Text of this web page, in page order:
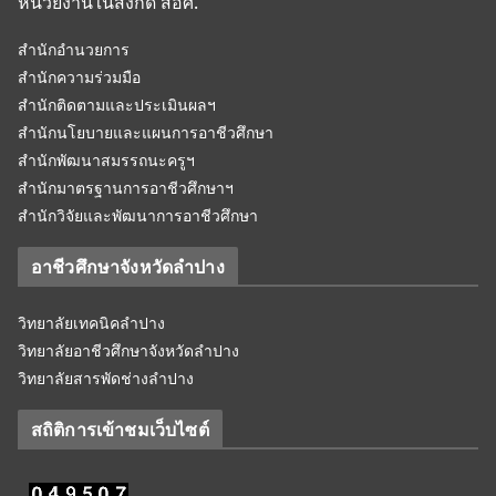
สำนักอำนวยการ
สำนักความร่วมมือ
สำนักติดตามและประเมินผลฯ
สำนักนโยบายและแผนการอาชีวศึกษา
สำนักพัฒนาสมรรถนะครูฯ
สำนักมาตรฐานการอาชีวศึกษาฯ
สำนักวิจัยและพัฒนาการอาชีวศึกษา
อาชีวศึกษาจังหวัดลำปาง
วิทยาลัยเทคนิคลำปาง
วิทยาลัยอาชีวศึกษาจังหวัดลำปาง
วิทยาลัยสารพัดช่างลำปาง
สถิติการเข้าชมเว็บไซต์